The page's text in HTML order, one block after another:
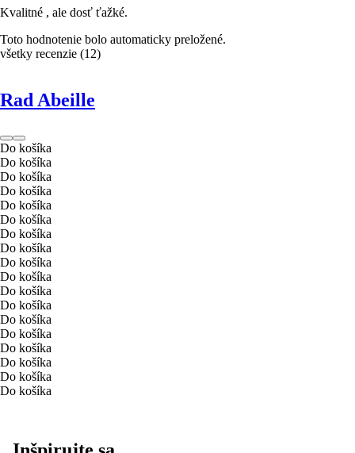
Kvalitné , ale dosť ťažké.
Toto hodnotenie bolo automaticky preložené.
všetky recenzie (12)
Rad Abeille
Do košíka
Do košíka
Do košíka
Do košíka
Do košíka
Do košíka
Do košíka
Do košíka
Do košíka
Do košíka
Do košíka
Do košíka
Do košíka
Do košíka
Do košíka
Do košíka
Do košíka
Do košíka